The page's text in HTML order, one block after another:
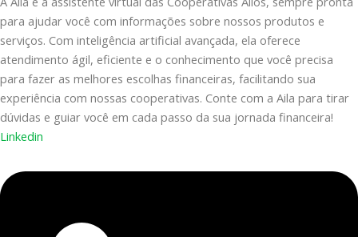
para ajudar você com informações sobre nossos produtos e
serviços. Com inteligência artificial avançada, ela oferece
atendimento ágil, eficiente e o conhecimento que você precisa
para fazer as melhores escolhas financeiras, facilitando sua
experiência com nossas cooperativas. Conte com a Aila para tirar
dúvidas e guiar você em cada passo da sua jornada financeira!
Linkedin